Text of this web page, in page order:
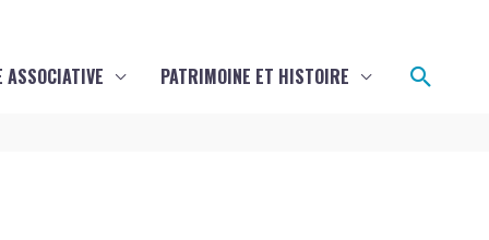
ASSOCIATIVE PATRIMOINE ET HISTOIRE